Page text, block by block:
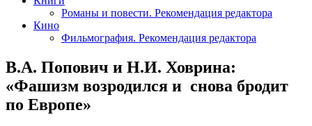
Романы и повести. Рекомендация редактора
Кино
Фильмография. Рекомендация редактора
В.А. Попович и Н.И. Ховрина:
«Фашизм возродился и снова бродит
по Европе»